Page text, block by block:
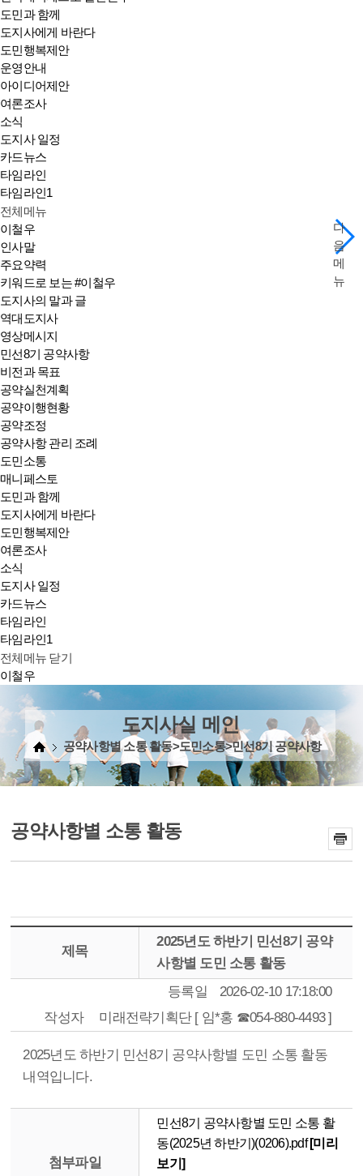
도민과 함께
도지사에게 바란다
도민행복제안
운영안내
아이디어제안
여론조사
소식
도지사 일정
카드뉴스
타임라인
타임라인1
전체메뉴
이철우
인사말
주요약력
키워드로 보는 #이철우
도지사의 말과 글
역대도지사
영상메시지
민선8기 공약사항
비전과 목표
공약실천계획
공약이행현황
공약조정
공약사항 관리 조례
도민소통
매니페스토
도민과 함께
도지사에게 바란다
도민행복제안
여론조사
소식
도지사 일정
카드뉴스
타임라인
타임라인1
전체메뉴 닫기
이철우
다
음
메
뉴
도지사실 메인
공약사항별 소통 활동>도민소통>민선8기 공약사항
공약사항별 소통 활동
제목
2025년도 하반기 민선8기 공약
사항별 도민 소통 활동
등록일
2026-02-10 17:18:00
작성자
미래전략기획단 [ 임*홍 ☎054-880-4493 ]
2025년도 하반기 민선8기 공약사항별 도민 소통 활동
내역입니다.
첨부파일
민선8기 공약사항별 도민 소통 활
동(2025년 하반기)(0206).pdf [미리
보기]